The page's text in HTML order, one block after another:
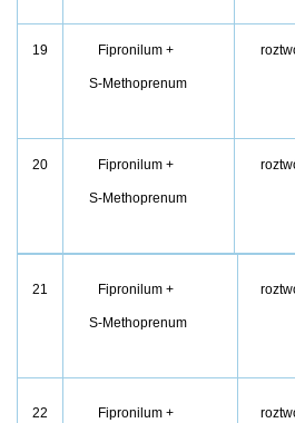
19 Fipronilum +
S-Methoprenum
20 Fipronilum +
S-Methoprenum
21 Fipronilum +
S-Methoprenum
22 Fipronilum +